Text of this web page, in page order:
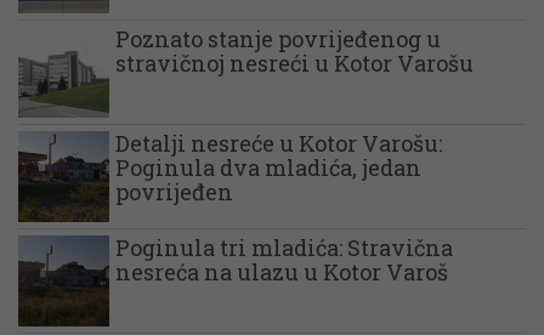
Poznato stanje povrijeđenog u
stravičnoj nesreći u Kotor Varošu
Detalji nesreće u Kotor Varošu:
Poginula dva mladića, jedan
povrijeđen
Poginula tri mladića: Stravična
nesreća na ulazu u Kotor Varoš